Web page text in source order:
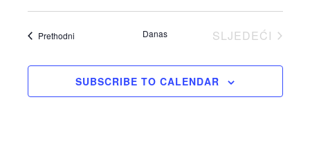
PrethodniDogađaji Danas
SLJEDEĆI
SUBSCRIBE TO CALENDAR